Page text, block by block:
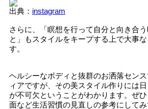
出典： instagram
さらに、「瞑想を行って自分と向き合
と」もスタイルをキープする上で大事
す。
ヘルシーなボディと抜群のお洒落セン
ィアですが、その美スタイル作りには
が不可欠ということがわかります。ぜ
面など生活習慣の見直しの参考にしてみ